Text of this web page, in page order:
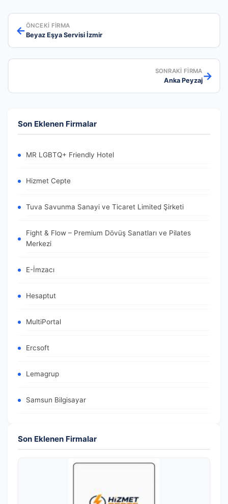
←ÖNCEKI FIRMA
Beyaz Eşya Servisi İzmir
SONRAKI FIRMA
Anka Peyzaj→
Son Eklenen Firmalar
MR LGBTQ+ Friendly Hotel
Hizmet Cepte
Tuva Savunma Sanayi ve Ticaret Limited Şirketi
Fight & Flow – Premium Dövüş Sanatları ve Pilates
Merkezi
E-İmzacı
Hesaptut
MultiPortal
Ercsoft
Lemagrup
Samsun Bilgisayar
Son Eklenen Firmalar